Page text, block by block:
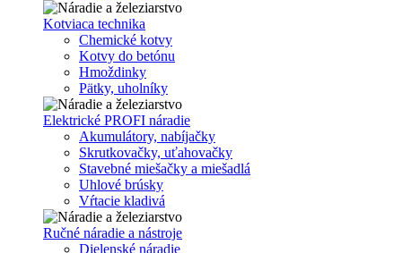
Kotviaca technika
Chemické kotvy
Kotvy do betónu
Hmoždinky
Pätky, uholníky
Elektrické PROFI náradie
Akumulátory, nabíjačky
Skrutkovačky, uťahovačky
Stavebné miešačky a miešadlá
Uhlové brúsky
Vŕtacie kladivá
Ručné náradie a nástroje
Dielenské náradie